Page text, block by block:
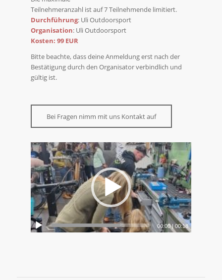
Teilnehmeranzahl ist auf 7 Teilnehmende limitiert.
Durchführung: Uli Outdoorsport
Organisation: Uli Outdoorsport
Kosten: 99 EUR
Bitte beachte, dass deine Anmeldung erst nach der
Bestätigung durch den Organisator verbindlich und
gültig ist.
Bei Fragen nimm mit uns Kontakt auf
00:00| 00:18